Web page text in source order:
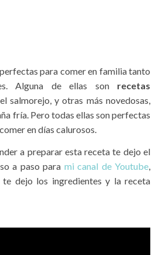
para comer en familia tanto
Alguna de ellas son recetas
salmorejo, y otras más novedosas,
fría. Pero todas ellas son perfectas
en días calurosos.
a preparar esta receta te dejo el
a paso para mi canal de Youtube,
dejo los ingredientes y la receta